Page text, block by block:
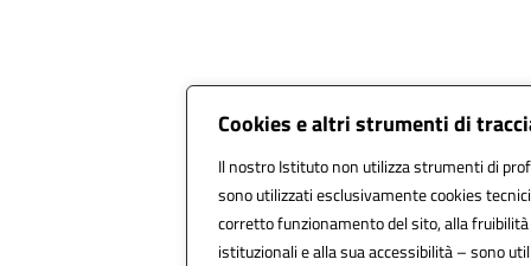
Cookies e altri strumenti di
Il nostro Istituto non utilizza strumenti di
sono utilizzati esclusivamente cookies
corretto funzionamento del sito, alla
istituzionali e alla sua accessibilità – sono